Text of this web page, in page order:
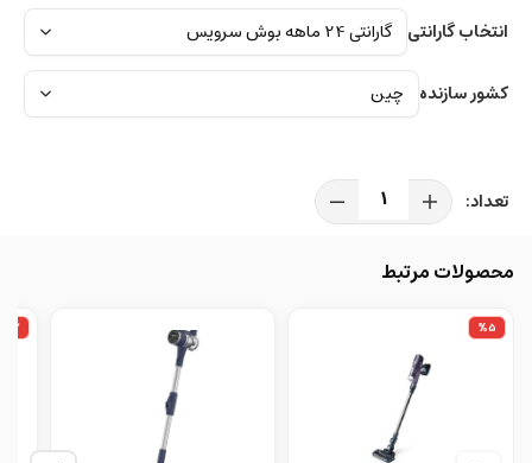
انتخاب گارانتی
کشور سازنده
محصولات مرتبط
%5
%7